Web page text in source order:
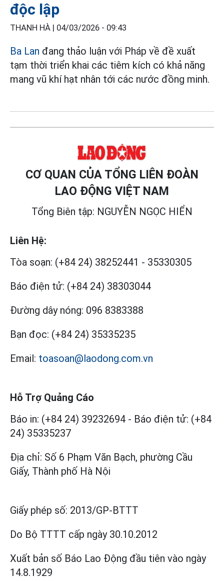
độc lập
THANH HÀ | 04/03/2026 - 09:43
Ba Lan đang thảo luận với Pháp về đề xuất
tạm thời triển khai các tiêm kích có khả năng
mang vũ khí hạt nhân tới các nước đồng minh.
CƠ QUAN CỦA TỔNG LIÊN ĐOÀN
LAO ĐỘNG VIỆT NAM
Tổng Biên tập: NGUYỄN NGỌC HIỂN
Liên Hệ:
Tòa soạn: (+84 24) 38252441 - 35330305
Báo điện tử: (+84 24) 38303044
Đường dây nóng: 096 8383388
Bạn đọc: (+84 24) 35335235
Email: toasoan@laodong.com.vn
Hỗ Trợ Quảng Cáo
Báo in: (+84 24) 39232694 - Báo điện tử: (+84
24) 35335237
Địa chỉ: Số 6 Phạm Văn Bạch, phường Cầu
Giấy, Thành phố Hà Nội
Giấy phép số: 2013/GP-BTTT
Do Bộ TTTT cấp ngày 30.10.2012
Xuất bản số Báo Lao Động đầu tiên vào ngày
14.8.1929